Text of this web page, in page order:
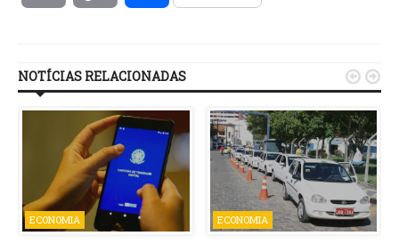
NOTÍCIAS RELACIONADAS
ECONOMIA ECONOMIA
 